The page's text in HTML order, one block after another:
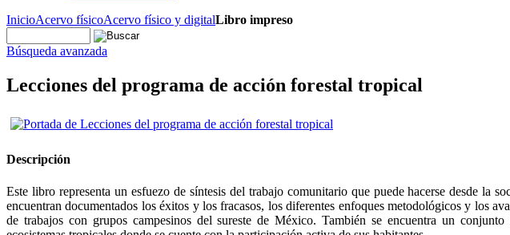
InicioAcervo físicoAcervo físico y digitalLibro impreso
Búsqueda avanzada
Lecciones del programa de acción forestal tropical
Descripción
Este libro representa un esfuezo de síntesis del trabajo comunitario que puede hacerse desde la
encuentran documentados los éxitos y los fracasos, los diferentes enfoques metodológicos y los
de trabajos con grupos campesinos del sureste de México. También se encuentra un